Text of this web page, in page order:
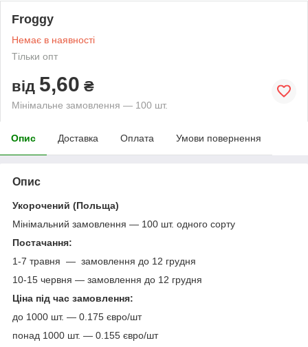
Froggy
Немає в наявності
Тільки опт
від 5,60 ₴
Мінімальне замовлення — 100 шт.
Опис Доставка Оплата Умови повернення
Опис
Укорочений (Польща)
Мінімальний замовлення — 100 шт. одного сорту
Постачання:
1-7 травня — замовлення до 12 грудня
10-15 червня — замовлення до 12 грудня
Ціна під час замовлення:
до 1000 шт. ― 0.175 євро/шт
понад 1000 шт. ― 0.155 євро/шт